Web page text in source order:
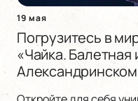
19 мая
Погрузитесь в
«Чайка. Балетная